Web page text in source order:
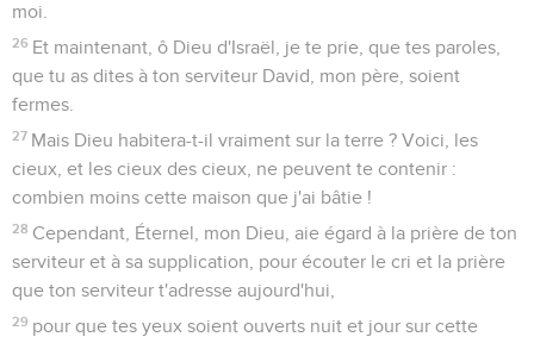
moi.
26 Et maintenant, ô Dieu d'Israël, je te prie, que tes paroles,
que tu as dites à ton serviteur David, mon père, soient
fermes.
27 Mais Dieu habitera-t-il vraiment sur la terre ? Voici, les
cieux, et les cieux des cieux, ne peuvent te contenir :
combien moins cette maison que j'ai bâtie !
28 Cependant, Éternel, mon Dieu, aie égard à la prière de ton
serviteur et à sa supplication, pour écouter le cri et la prière
que ton serviteur t'adresse aujourd'hui,
29 pour que tes yeux soient ouverts nuit et jour sur cette